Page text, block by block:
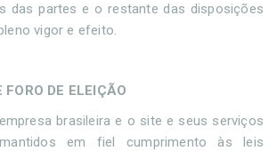
das partes e o restante das disposições
vigor e efeito.
DE ELEIÇÃO
brasileira e o site e seus serviços
em fiel cumprimento às leis